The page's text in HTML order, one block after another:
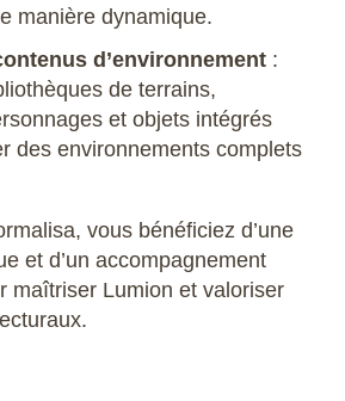
manière dynamique.
d’environnement :
de terrains,
et objets intégrés
des environnements complets
vous bénéficiez d’une
et d’un accompagnement
maîtriser Lumion et valoriser